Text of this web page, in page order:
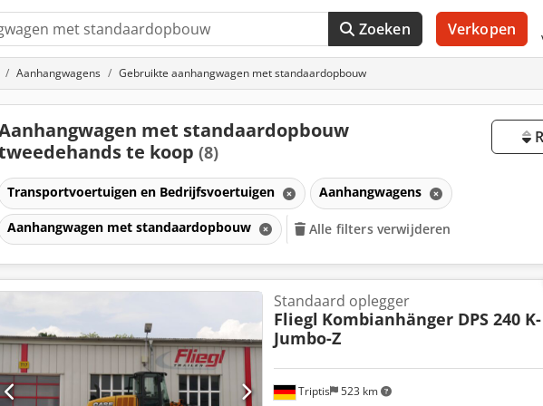
Zoeken Verkopen
Aanhangwagens Gebruikte aanhangwagen met standaardopbouw
met standaardopbouw
te koop (8)
Transportvoertuigen en Bedrijfsvoertuigen Aanhangwagens
Aanhangwagen met standaardopbouw Alle filters verwijderen
Triptis 523 km
Standaard oplegger
Fliegl Kombianhänger DPS 240 K-
Jumbo-Z